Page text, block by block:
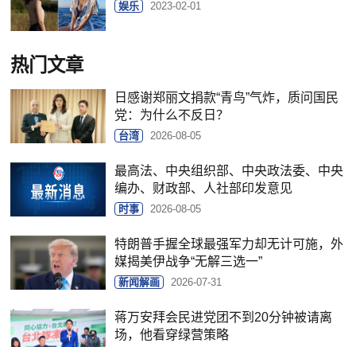
娱乐 2023-02-01
热门文章
日感谢郑丽文捐款“青鸟”气炸，质问国民
党：为什么不反日？
台湾 2026-08-05
最高法、中央组织部、中央政法委、中央
编办、财政部、人社部印发意见
时事 2026-08-05
特朗普手握全球最强军力却无计可施，外
媒揭美伊战争“无解三选一”
新闻解画 2026-07-31
蒋万安拜会民进党团不到20分钟被请离
场，他看穿绿营策略